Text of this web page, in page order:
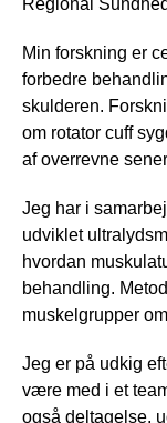
Min forskning er
forbedre
skulderen.
om rotator cuff
af overrevne
Jeg har i
udviklet
hvordan
behandling.
muskelgrupper
Jeg er på udkig
være med i et
også deltagelse,